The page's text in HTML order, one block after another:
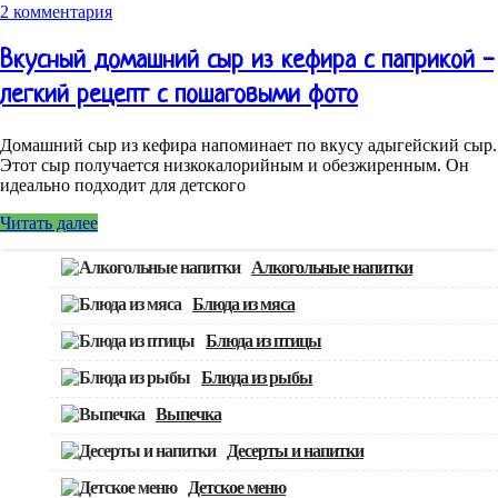
2 комментария
Вкусный домашний сыр из кефира с паприкой -
легкий рецепт с пошаговыми фото
Домашний сыр из кефира напоминает по вкусу адыгейский сыр.
Этот сыр получается низкокалорийным и обезжиренным. Он
идеально подходит для детского
Читать далее
Алкогольные напитки
Блюда из мяса
Блюда из птицы
Блюда из рыбы
Выпечка
Десерты и напитки
Детское меню